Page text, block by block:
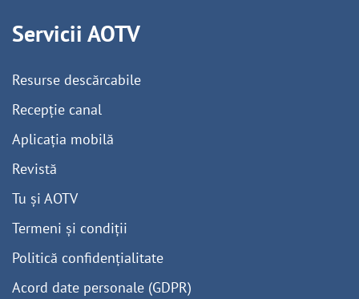
Servicii AOTV
Resurse descărcabile
Recepție canal
Aplicația mobilă
Revistă
Tu și AOTV
Termeni și condiții
Politică confidențialitate
Acord date personale (GDPR)